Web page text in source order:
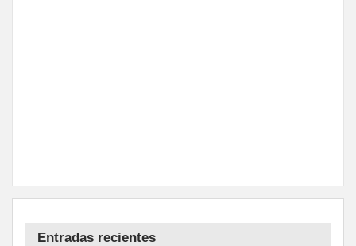
Entradas recientes